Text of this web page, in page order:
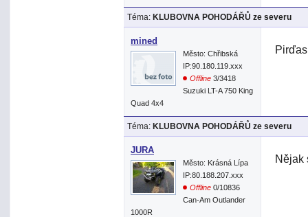
Téma: KLUBOVNA POHODÁŘŮ ze severu
mined
Město: Chřibská
IP:90.180.119.xxx
Offline 3/3418
Suzuki LT-A 750 King
Quad 4x4
Téma: KLUBOVNA POHODÁŘŮ ze severu
JURA
Město: Krásná Lípa
IP:80.188.207.xxx
Offline 0/10836
Can-Am Outlander
1000R
Nějak